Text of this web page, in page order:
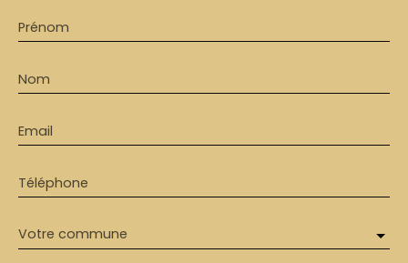
Prénom
Nom
Email
Téléphone
Votre commune